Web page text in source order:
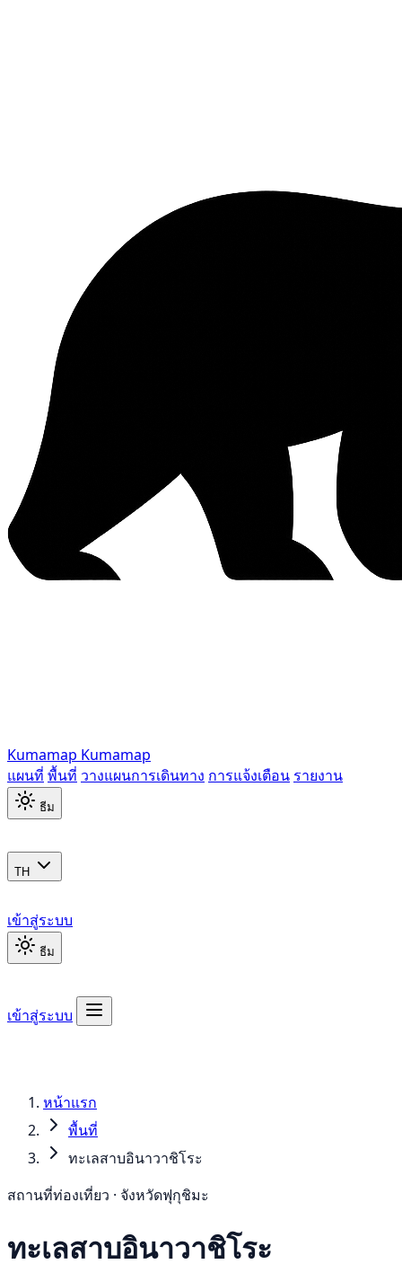
Kumamap Kumamap
แผนที่ พื้นที่ วางแผนการเดินทาง การแจ้งเตือน รายงาน
ธีม
TH
เข้าสู่ระบบ
ธีม
เข้าสู่ระบบ
หน้าแรก
พื้นที่
ทะเลสาบอินาวาชิโระ
สถานที่ท่องเที่ยว · จังหวัดฟุกุชิมะ
ทะเลสาบอินาวาชิโระ